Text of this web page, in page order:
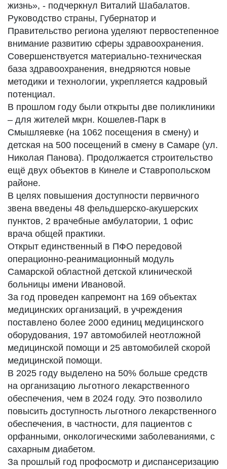
жизнь», - подчеркнул Виталий Шабалатов.
Руководство страны, Губернатор и
Правительство региона уделяют первостепенное
внимание развитию сферы здравоохранения.
Совершенствуется материально-техническая
база здравоохранения, внедряются новые
методики и технологии, укрепляется кадровый
потенциал.
В прошлом году были открыты две поликлиники
– для жителей мкрн. Кошелев-Парк в
Смышляевке (на 1062 посещения в смену) и
детская на 500 посещений в смену в Самаре (ул.
Николая Панова). Продолжается строительство
ещё двух объектов в Кинеле и Ставропольском
районе.
В целях повышения доступности первичного
звена введены 48 фельдшерско-акушерских
пунктов, 2 врачебные амбулатории, 1 офис
врача общей практики.
Открыт единственный в ПФО передовой
операционно-реанимационный модуль
Самарской областной детской клинической
больницы имени Ивановой.
За год проведен капремонт на 169 объектах
медицинских организаций, в учреждения
поставлено более 2000 единиц медицинского
оборудования, 197 автомобилей неотложной
медицинской помощи и 25 автомобилей скорой
медицинской помощи.
В 2025 году выделено на 50% больше средств
на организацию льготного лекарственного
обеспечения, чем в 2024 году. Это позволило
повысить доступность льготного лекарственного
обеспечения, в частности, для пациентов с
орфанными, онкологическими заболеваниями, с
сахарным диабетом.
За прошлый год профосмотр и диспансеризацию